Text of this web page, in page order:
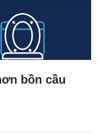
bồn cầu